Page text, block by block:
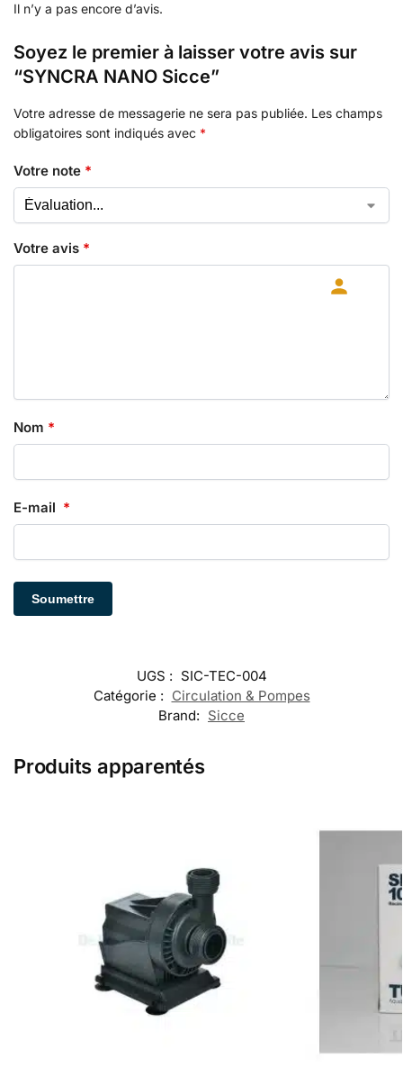
Il n’y a pas encore d’avis.
Soyez le premier à laisser votre avis sur
“SYNCRA NANO Sicce”
Votre adresse de messagerie ne sera pas publiée. Les champs
obligatoires sont indiqués avec *
Votre note *
Votre avis *
Nom *
E-mail *
UGS : SIC-TEC-004
Catégorie : Circulation & Pompes
Brand: Sicce
Produits apparentés